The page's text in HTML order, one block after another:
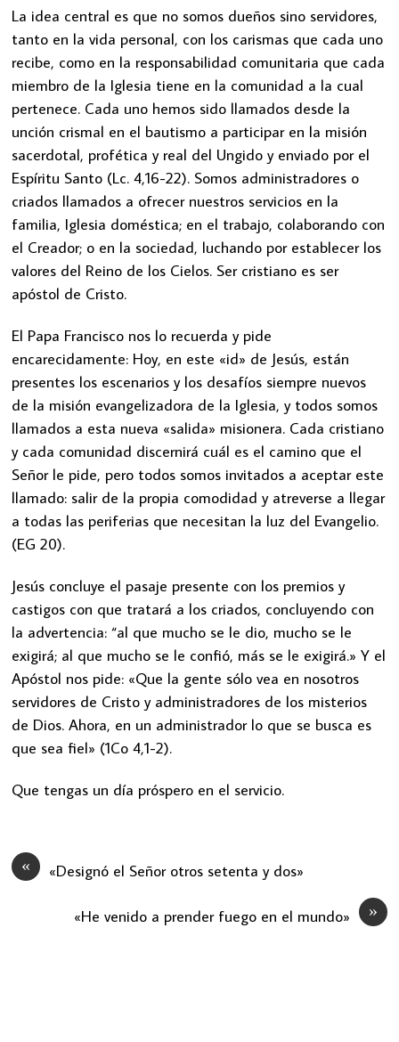
La idea central es que no somos dueños sino servidores,
tanto en la vida personal, con los carismas que cada uno
recibe, como en la responsabilidad comunitaria que cada
miembro de la Iglesia tiene en la comunidad a la cual
pertenece. Cada uno hemos sido llamados desde la
unción crismal en el bautismo a participar en la misión
sacerdotal, profética y real del Ungido y enviado por el
Espíritu Santo (Lc. 4,16-22). Somos administradores o
criados llamados a ofrecer nuestros servicios en la
familia, Iglesia doméstica; en el trabajo, colaborando con
el Creador; o en la sociedad, luchando por establecer los
valores del Reino de los Cielos. Ser cristiano es ser
apóstol de Cristo.
El Papa Francisco nos lo recuerda y pide
encarecidamente: Hoy, en este «id» de Jesús, están
presentes los escenarios y los desafíos siempre nuevos
de la misión evangelizadora de la Iglesia, y todos somos
llamados a esta nueva «salida» misionera. Cada cristiano
y cada comunidad discernirá cuál es el camino que el
Señor le pide, pero todos somos invitados a aceptar este
llamado: salir de la propia comodidad y atreverse a llegar
a todas las periferias que necesitan la luz del Evangelio.
(EG 20).
Jesús concluye el pasaje presente con los premios y
castigos con que tratará a los criados, concluyendo con
la advertencia: “al que mucho se le dio, mucho se le
exigirá; al que mucho se le confió, más se le exigirá.» Y el
Apóstol nos pide: «Que la gente sólo vea en nosotros
servidores de Cristo y administradores de los misterios
de Dios. Ahora, en un administrador lo que se busca es
que sea fiel» (1Co 4,1-2).
Que tengas un día próspero en el servicio.
« «Designó el Señor otros setenta y dos»
»
«He venido a prender fuego en el mundo»